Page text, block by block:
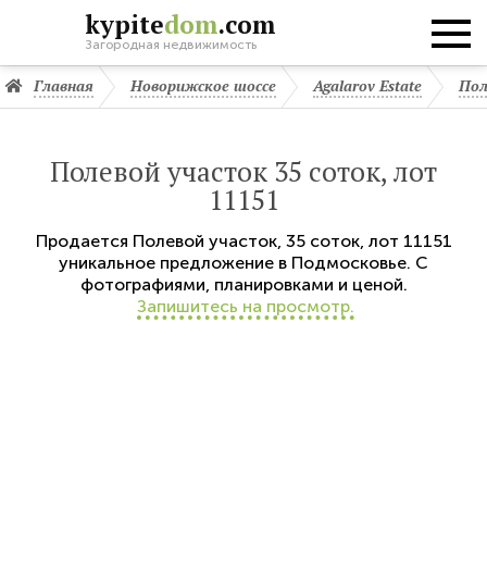
kypitedom.com
Загородная недвижимость
Главная Новорижское шоссе Agalarov Estate
Полевой участок 35 соток, лот
11151
Продается Полевой участок, 35 соток, лот 11151
уникальное предложение в Подмосковье. С
фотографиями, планировками и ценой.
Запишитесь на просмотр.